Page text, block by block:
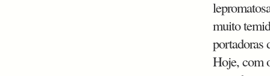
muito
portadoras
Hoje, com